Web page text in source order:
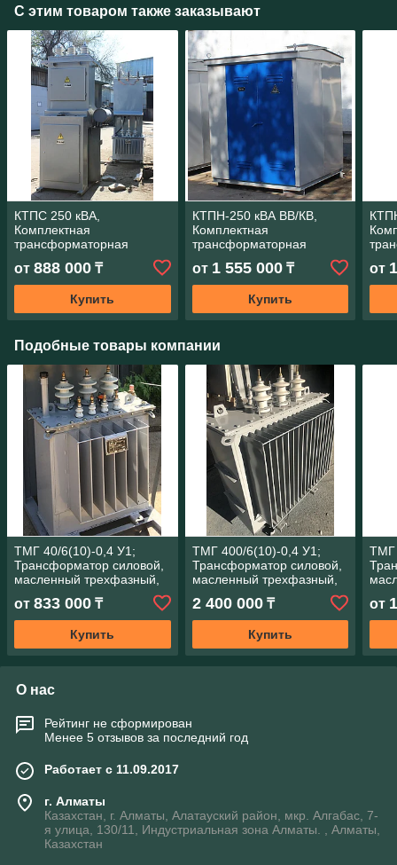
С этим товаром также заказывают
КТПС 250 кВА,
Комплектная
трансформаторная
подстанция сельская
КТПС 250 кВА, цена без
Трансформатора!
от 888 000 ₸
Купить
КТПН-250 кВА ВВ/КВ,
Комплектная
трансформаторная
подстанция наруж. КТПН
250кВА, без
ТРАНСФОРМАТОРА
от 1 555 000₸
Купить
от
Подобные товары компании
ТМГ 40/6(10)-0,4 У1;
Трансформатор силовой,
масленный трехфазный,
от 833 000 ₸
Купить
ТМГ 400/6(10)-0,4 У1;
Трансформатор силовой,
масленный трехфазный,
2 400 000₸
Купить
ТМГ
от
О нас
Рейтинг не сформирован
Менее 5 отзывов за последний год
Работает с 11.09.2017
г. Алматы
Казахстан, г. Алматы, Алатауский район, мкр. Алгабас, 7-
я улица, 130/11, Индустриальная зона Алматы. , Алматы,
Казахстан